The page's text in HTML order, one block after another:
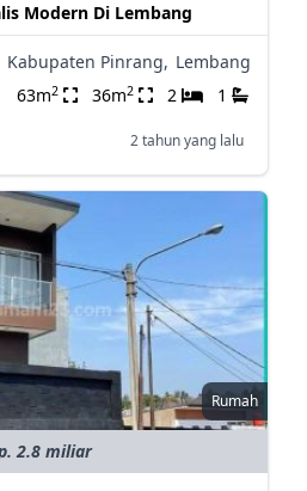
Modern Di Lembang
Kabupaten Pinrang, Lembang
63m2 36m2 2 1
2 tahun yang lalu
Rumah
2.8 miliar